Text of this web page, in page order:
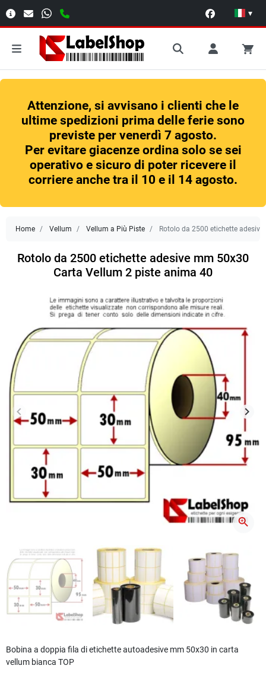
▾
Attenzione, si avvisano i clienti che le
ultime spedizioni prima delle ferie sono
previste per venerdì 7 agosto.
Per evitare giacenze ordina solo se sei
operativo e sicuro di poter ricevere il
corriere anche tra il 10 e il 14 agosto.
Home Vellum Vellum a Più Piste Rotolo da 2500 etichette
Rotolo da 2500 etichette adesive mm 50x30
Carta Vellum 2 piste anima 40
Precedente
keyboard_arrow_left keyboard_arrow_right
zoom_in
Bobina a doppia fila di etichette autoadesive mm 50x30 in carta
vellum bianca TOP